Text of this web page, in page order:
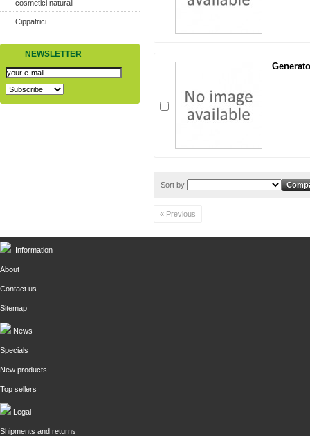
cosmetici naturali
Cippatrici
NEWSLETTER
Sort by
« Previous
Information
About
Contact us
Sitemap
News
Specials
New products
Top sellers
Legal
Shipments and returns